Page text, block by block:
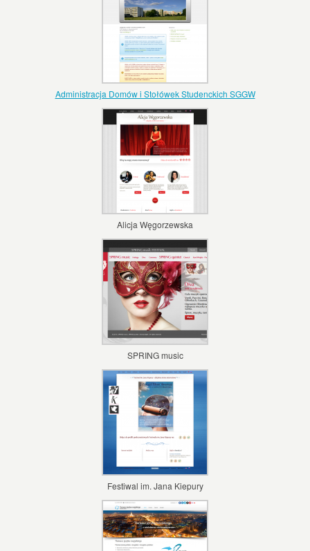
Administracja Domów i Stołówek Studenckich SGGW
Alicja Węgorzewska
SPRING music
Festiwal im. Jana Kiepury